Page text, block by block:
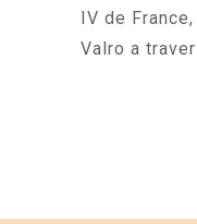
IV de
Valro a